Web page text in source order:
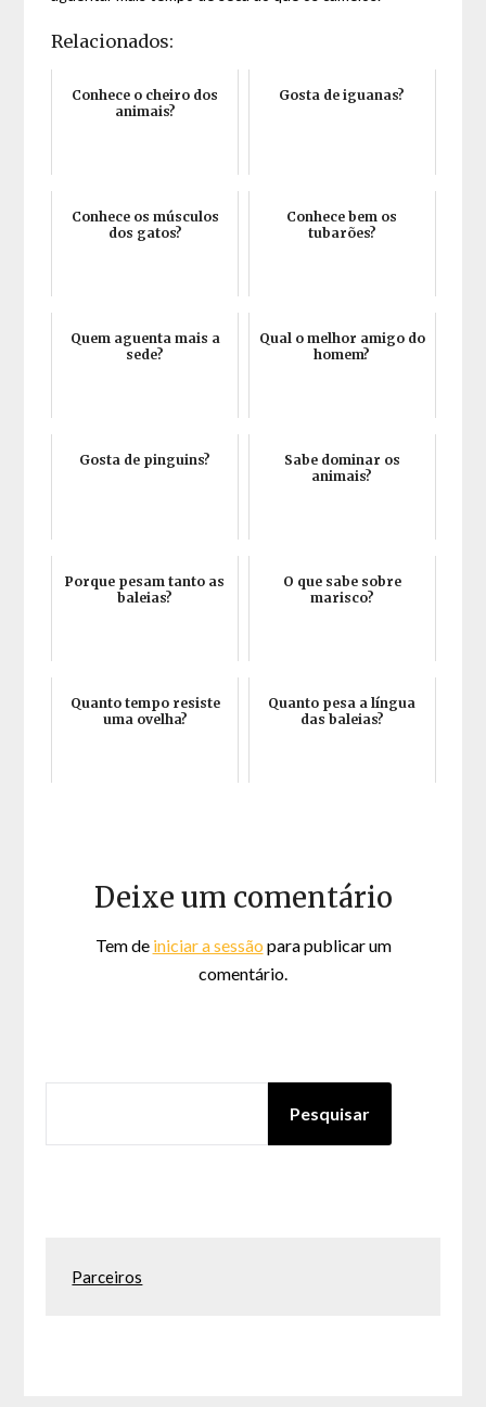
Relacionados:
Conhece o cheiro dos
animais?
Gosta de iguanas?
Conhece os músculos
dos gatos?
Conhece bem os
tubarões?
Quem aguenta mais a
sede?
Qual o melhor amigo do
homem?
Gosta de pinguins?
Sabe dominar os
animais?
Porque pesam tanto as
baleias?
O que sabe sobre
marisco?
Quanto tempo resiste
uma ovelha?
Quanto pesa a língua
das baleias?
Deixe um comentário
Tem de iniciar a sessão para publicar um
comentário.
Pesquisar
Parceiros